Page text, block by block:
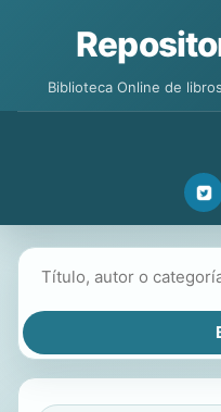
Biblioteca Online de